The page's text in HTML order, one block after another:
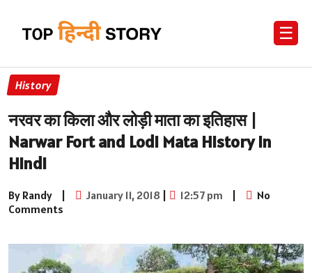
☰
History
नरवर का किला और लोड़ी माता का इतिहास |
Narwar Fort and Lodi Mata History in
Hindi
By Randy | January 11, 2018 | 12:57 pm |
No
Comments